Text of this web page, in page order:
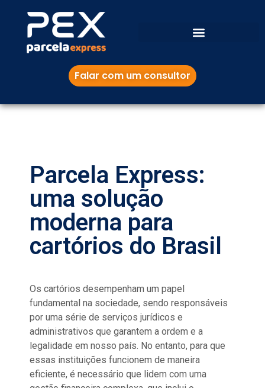
Falar com um consultor
Parcela Express:
uma solução
moderna para
cartórios do Brasil
Os cartórios desempenham um papel
fundamental na sociedade, sendo responsáveis
por uma série de serviços jurídicos e
administrativos que garantem a ordem e a
legalidade em nosso país. No entanto, para que
essas instituições funcionem de maneira
eficiente, é necessário que lidem com uma